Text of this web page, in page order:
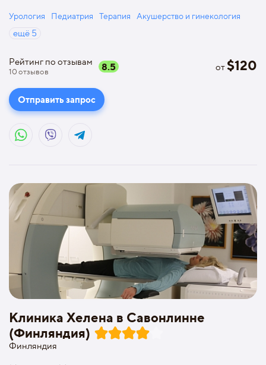
Урология Педиатрия Терапия Акушерство и гинекология
ещё 5
Рейтинг по отзывам
10отзывов 8.5 от$120
Отправить запрос
Клиника Хелена в Савонлинне
(Финляндия)
Финляндия